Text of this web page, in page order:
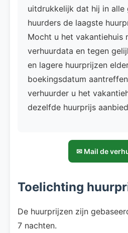
uitdrukkelijk dat hij in alle
huurders de laagste
Mocht u het vakantiehuis
verhuurdata en tegen
en lagere huurprijzen
boekingsdatum
verhuurder u het
dezelfde huurprijs
✉ Mail de
Toelichting
De huurprijzen zijn
7 nachten.